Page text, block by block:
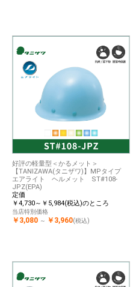
好評の軽量型＜かるメット＞
【TANIZAWA(タニザワ)】MPタイプ
エアライト ヘルメット ST#108-
JPZ(EPA)
定価
￥4,730～￥5,984(税込)のところ
当店特別価格
￥3,080 ～ ￥3,960(税込)